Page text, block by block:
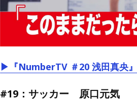
▶『NumberTV ＃20 浅田真央
#19：サッカー 原口元気